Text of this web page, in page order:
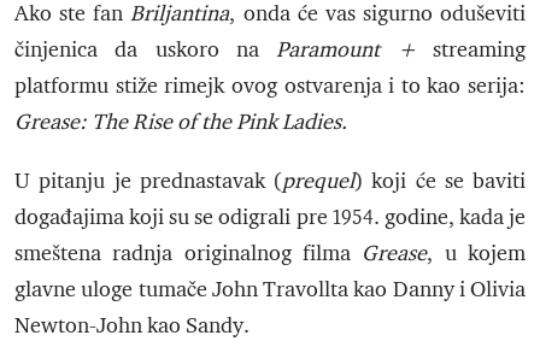
Ako ste fan Briljantina, onda će vas sigurno oduševiti
činjenica da uskoro naParamount +streaming
platformu stiže rimejk ovog ostvarenja i to kao serija:
Grease: The Rise of the Pink Ladies.
U pitanju je prednastavak (prequel) koji će se baviti
događajima koji su se odigrali pre 1954. godine, kada je
smeštena radnja originalnog filma Grease, u kojem
glavne uloge tumače John Travollta kao Danny i Olivia
Newton-John kao Sandy.